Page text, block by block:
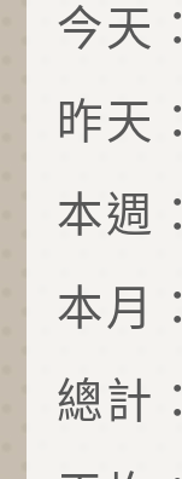
今天：
昨天：
本週：
本月：
總計：